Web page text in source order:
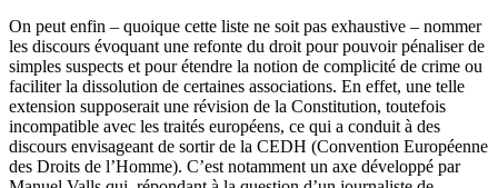
On peut enfin – quoique cette liste ne soit pas exhaustive – nommer
les discours évoquant une refonte du droit pour pouvoir pénaliser de
simples suspects et pour étendre la notion de complicité de crime ou
faciliter la dissolution de certaines associations. En effet, une telle
extension supposerait une révision de la Constitution, toutefois
incompatible avec les traités européens, ce qui a conduit à des
discours envisageant de sortir de la CEDH (Convention Européenne
des Droits de l’Homme). C’est notamment un axe développé par